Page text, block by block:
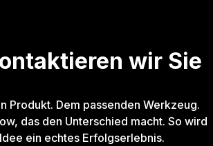
wir Sie
Produkt. Dem passenden Werkzeug.
das den Unterschied macht. So wird
ein echtes Erfolgserlebnis.